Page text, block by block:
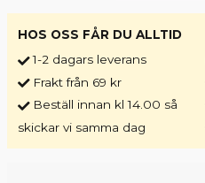
HOS OSS FÅR DU ALLTID
1-2 dagars leverans
Frakt från 69 kr
Beställ innan kl 14.00 så
skickar vi samma dag